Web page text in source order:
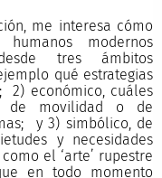
me interesa cómo
modernos
tres ámbitos
qué estrategias
económico, cuáles
de movilidad o de
y 3) simbólico, de
y necesidades
el ‘arte’ rupestre
en todo momento